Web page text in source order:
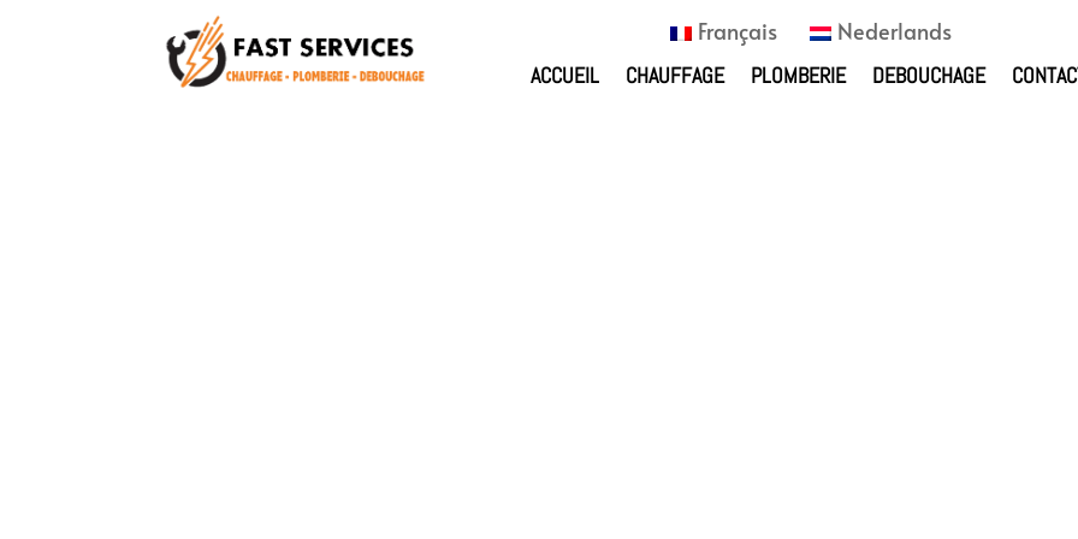
Français Nederlands
ACCUEIL CHAUFFAGE PLOMBERIE DEBOUCHAGE